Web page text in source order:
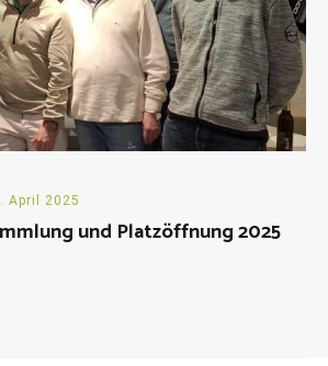
April 2025
und Platzöffnung 2025